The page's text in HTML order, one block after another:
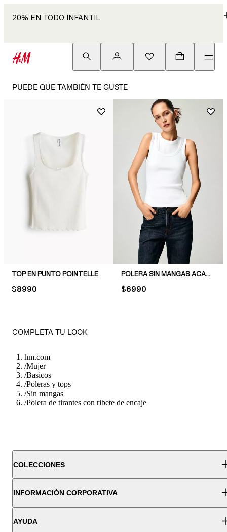
20% EN TODO INFANTIL
PUEDE QUE TAMBIÉN TE GUSTE
TOP EN PUNTO POINTELLE
PRICE:
$8990
POLERA SIN MANGAS ACANALADA
PRICE:
$6990
COMPLETA TU LOOK
hm.com
/Mujer
/Basicos
/Poleras y tops
/Sin mangas
/Polera de tirantes con ribete de encaje
COLECCIONES
INFORMACIÓN CORPORATIVA
AYUDA